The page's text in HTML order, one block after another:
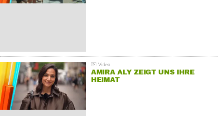
AMIRA ALY ZEIGT UNS IHRE
HEIMAT